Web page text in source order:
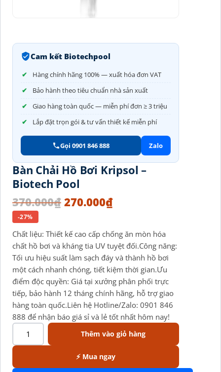
Cam kết Biotechpool
Hàng chính hãng 100% — xuất hóa đơn VAT
Bảo hành theo tiêu chuẩn nhà sản xuất
Giao hàng toàn quốc — miễn phí đơn ≥ 3 triệu
Lắp đặt trọn gói & tư vấn thiết kế miễn phí
Gọi 0901 846 888 Zalo
Bàn Chải Hồ Bơi Kripsol –
Biotech Pool
370.000₫ 270.000₫
-27%
Chất liệu: Thiết kế cao cấp chống ăn mòn hóa
chất hồ bơi và kháng tia UV tuyệt đối.Công năng:
Tối ưu hiệu suất làm sạch đáy và thành hồ bơi
một cách nhanh chóng, tiết kiệm thời gian.Ưu
điểm độc quyền: Giá tại xưởng phân phối trực
tiếp, bảo hành 12 tháng chính hãng, hỗ trợ giao
hàng toàn quốc.Liên hệ Hotline/Zalo: 0901 846
888 để nhận báo giá sỉ và lẻ tốt nhất hôm nay!
Thêm vào giỏ hàng
⚡ Mua ngay